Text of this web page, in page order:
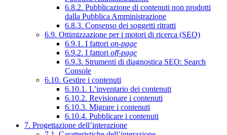
6.8.2. Pubblicazione di contenuti non prodotti
dalla Pubblica Amministrazione
6.8.3. Consenso dei soggetti ritratti
6.9. Ottimizzazione per i motori di ricerca (SEO)
6.9.1. I fattori on-page
6.9.2. I fattori off-page
6.9.3. Strumenti di diagnostica SEO: Search
Console
6.10. Gestire i contenuti
6.10.1. L’inventario dei contenuti
6.10.2. Revisionare i contenuti
6.10.3. Migrare i contenuti
6.10.4. Pubblicare i contenuti
7. Progettazione dell’interazione